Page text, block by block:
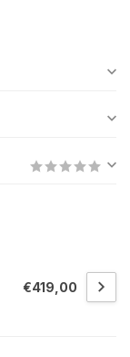
€419,00